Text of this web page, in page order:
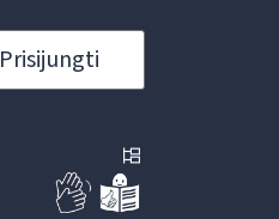
Prisijungti